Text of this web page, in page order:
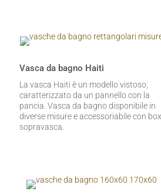
Vasca da bagno Haiti
La vasca Haiti è un modello vistoso,
caratterizzato da un pannello con la
pancia. Vasca da bagno disponibile in
diverse misure e accessoriabile con box
sopravasca.